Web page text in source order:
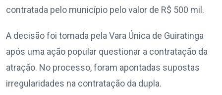
contratada pelo município pelo valor de R$ 500 mil.
A decisão foi tomada pela Vara Única de Guiratinga
após uma ação popular questionar a contratação da
atração. No processo, foram apontadas supostas
irregularidades na contratação da dupla.